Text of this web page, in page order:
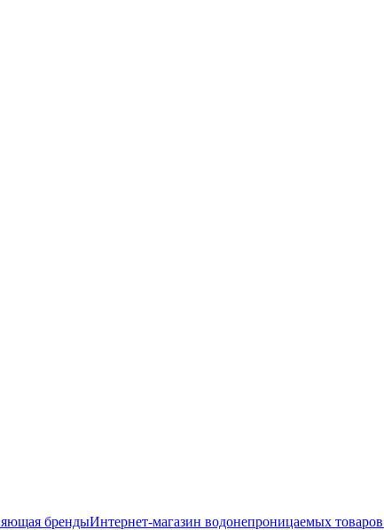
Интернет-магазин водонепроницаемых